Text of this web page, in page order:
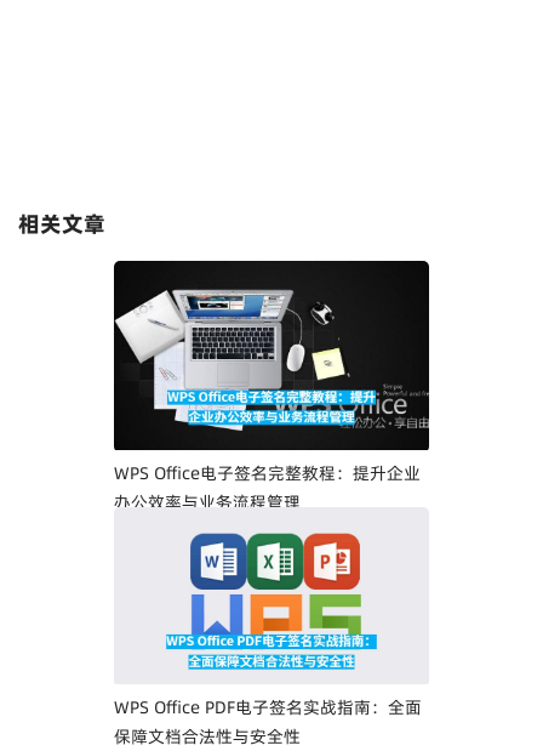
相关文章
WPS Office电子签名完整教程：提升企业
办公效率与业务流程管理
WPS Office PDF电子签名实战指南：全面
保障文档合法性与安全性